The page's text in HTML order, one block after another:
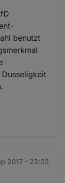
benutzt
2017 - 23:03